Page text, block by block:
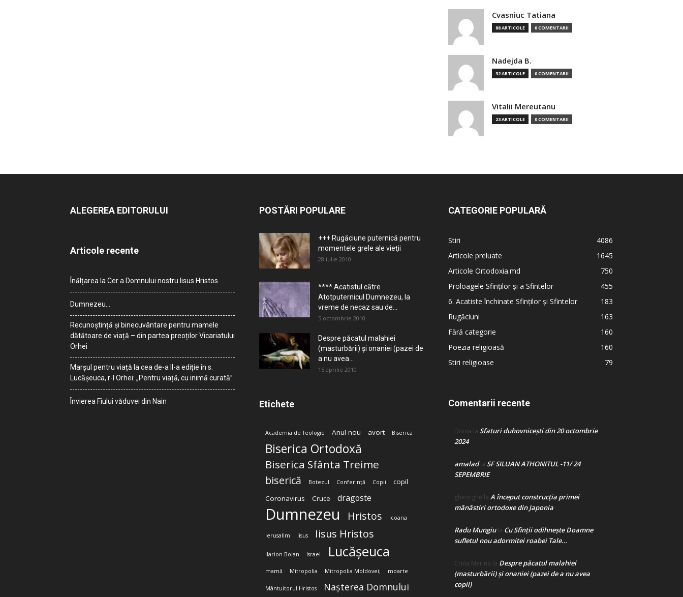
Cvasniuc Tatiana
88 ARTICOLE 0 COMENTARII
Nadejda B.
32 ARTICOLE 0 COMENTARII
Vitalii Mereutanu
23 ARTICOLE 0 COMENTARII
ALEGEREA EDITORULUI
Articole recente
Înălțarea la Cer a Domnului nostru Iisus Hristos
Dumnezeu…
Recunoștință și binecuvântare pentru mamele
dătătoare de viață – din partea preoților Vicariatului
Orhei
Marșul pentru viață la cea de-a II-a ediție în s.
Lucășeuca, r-l Orhei: „Pentru viață, cu inimă curată”
Învierea Fiului văduvei din Nain
POSTĂRI POPULARE
+++ Rugăciune puternică pentru
momentele grele ale vieţii
28 iulie 2010
**** Acatistul către
Atotputernicul Dumnezeu, la
vreme de necaz sau de...
5 octombrie 2010
Despre păcatul malahiei
(masturbării) şi onaniei (pazei de
a nu avea...
15 aprilie 2010
Etichete
Academia de Teologie Anul nou avort Biserica
Biserica Ortodoxă
Biserica Sfânta Treime
biserică Botezul Conferință Copii
copil
Coronavirus
Cruce dragoste
Dumnezeu Hristos Icoana
Ierusalim Iisus Iisus Hristos
Ilarion Boian Israel Lucășeuca
mamă Mitropolia Mitropolia Moldovei; moarte
Mântuitorul Hristos Nașterea Domnului
CATEGORIE POPULARĂ
Stiri
4086
Articole preluate
1645
Articole Ortodoxia.md
750
Proloagele Sfinților și a Sfintelor
455
6. Acatiste închinate Sfinților și Sfintelor
183
Rugăciuni
163
Fără categorie
160
Poezia religioasă
160
Stiri religioase
79
Comentarii recente
Doina la Sfaturi duhovnicești din 20 octombrie
2024
amaladla SF SILUAN ATHONITUL -11/ 24
SEPEMBRIE
gheorghe la A început construcţia primei
mănăstiri ortodoxe din Japonia
Radu Mungiula Cu Sfinții odihnește Doamne
sufletul nou adormitei roabei Tale…
Crina Marina la Despre păcatul malahiei
(masturbării) şi onaniei (pazei de a nu avea
copii)